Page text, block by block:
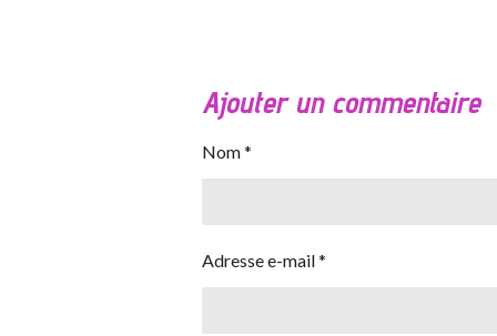
Ajouter un commentaire
Nom *
Adresse e-mail *